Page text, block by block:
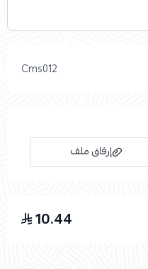
Cms012
إرفاق ملف
10.44